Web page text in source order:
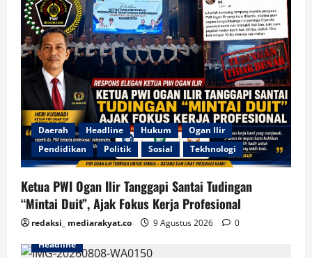
Daerah Headline Hukum
Ogan Ilir
Pendidikan
Politik Sosial Tekhnologi
Ketua PWI Ogan Ilir Tanggapi Santai Tudingan
“Mintai Duit”, Ajak Fokus Kerja Profesional
redaksi_ mediarakyat.co 9 Agustus 2026
0
Headline